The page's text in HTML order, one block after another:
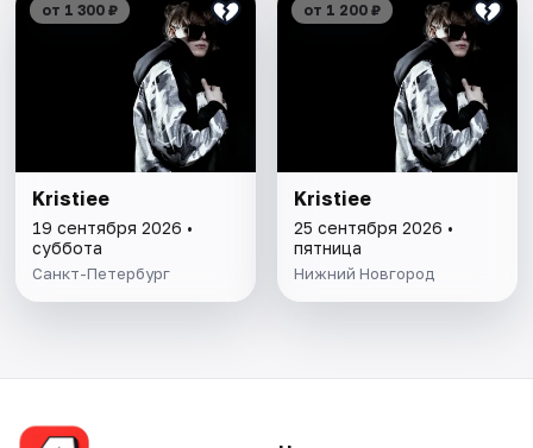
от 1 300 ₽
Kristiee
19 сентября 2026 •
суббота
Санкт-Петербург
от 1 200 ₽
Kristiee
25 сентября 2026 •
пятница
Нижний Новгород